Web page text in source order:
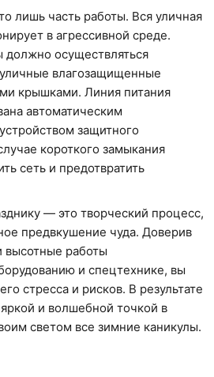
лишь часть работы. Вся уличная
в агрессивной среде.
осуществляться
влагозащищенные
крышками. Линия питания
автоматическим
защитного
короткого замыкания
сеть и предотвратить
— это творческий процесс,
предвкушение чуда. Доверив
высотные работы
и спецтехнике, вы
стресса и рисков. В результате
и волшебной точкой в
светом все зимние каникулы.